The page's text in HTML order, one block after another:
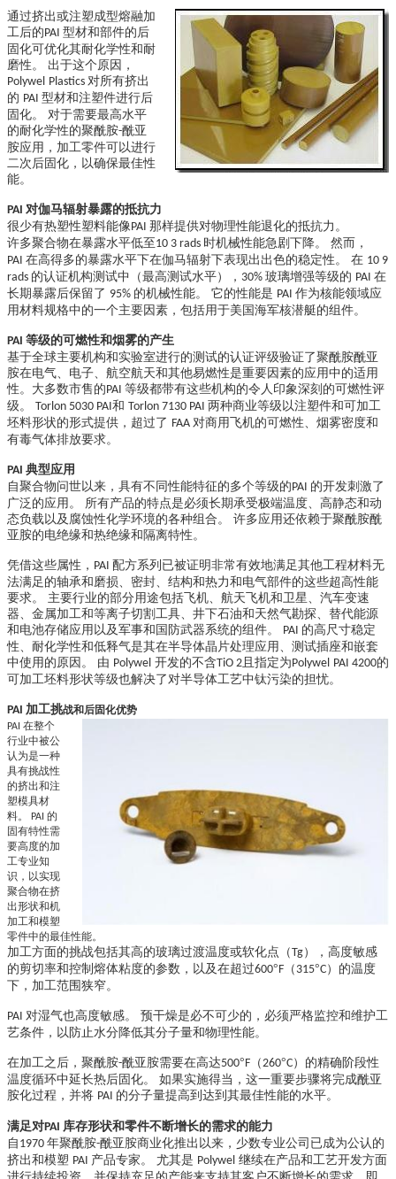
通过挤出或注塑成型熔融加
工后的PAI 型材和部件的后
固化可优化其耐化学性和耐
磨性。 出于这个原因，
Polywel Plastics 对所有挤出
的 PAI 型材和注塑件进行后
固化。 对于需要最高水平
的耐化学性的聚酰胺-酰亚
胺应用，加工零件可以进行
二次后固化，以确保最佳性
能。
PAI 对伽马辐射暴露的抵抗力
很少有热塑性塑料能像PAI 那样提供对物理性能退化的抵抗力。
许多聚合物在暴露水平低至 10 3 rads 时机械性能急剧下降。 然而，
PAI 在高得多的暴露水平下在伽马辐射下表现出出色的稳定性。 在 10 9
rads 的认证机构测试中（最高测试水平）， 30% 玻璃增强等级的 PAI 在
长期暴露后保留了 95% 的机械性能。 它的性能是 PAI 作为核能领域应
用材料规格中的一个主要因素，包括用于美国海军核潜艇的组件。
PAI 等级的可燃性和烟雾的产生
基于全球主要机构和实验室进行的测试的认证评级验证了聚酰胺酰亚
胺在电气、电子、航空航天和其他易燃性是重要因素的应用中的适用
性。大多数市售的PAI 等级都带有这些机构的令人印象深刻的可燃性评
级。 Torlon 5030 PAI和 Torlon 7130 PAI 两种商业等级以注塑件和可加工
坯料形状的形式提供，超过了 FAA 对商用飞机的可燃性、烟雾密度和
有毒气体排放要求。
PAI 典型应用
自聚合物问世以来，具有不同性能特征的多个等级的PAI 的开发刺激了
广泛的应用。 所有产品的特点是必须长期承受极端温度、高静态和动
态负载以及腐蚀性化学环境的各种组合。 许多应用还依赖于聚酰胺酰
亚胺的电绝缘和热绝缘和隔离特性。
凭借这些属性， PAI 配方系列已被证明非常有效地满足其他工程材料无
法满足的轴承和磨损、密封、结构和热力和电气部件的这些超高性能
要求。 主要行业的部分用途包括飞机、航天飞机和卫星、汽车变速
器、金属加工和等离子切割工具、井下石油和天然气勘探、替代能源
和电池存储应用以及军事和国防武器系统的组件。 PAI 的高尺寸稳定
性、耐化学性和低释气是其在半导体晶片处理应用、测试插座和嵌套
中使用的原因。 由 Polywel 开发的不含TiO 2 且指定为Polywel PAI 4200的
可加工坯料形状等级也解决了对半导体工艺中钛污染的担忧。
PAI 加工挑战和后固化优势
PAI 在整个
行业中被公
认为是一种
具有挑战性
的挤出和注
塑模具材
料。
PAI 的
固有特性需
要高度的加
工专业知
识，以实现
聚合物在挤
出形状和机
加工和模塑
零件中的最佳性能。
加工方面的挑战包括其高的玻璃过渡温度或软化点（Tg），高度敏感
的剪切率和控制熔体粘度的参数，以及在超过600°F （ 315°C）的温度
下，加工范围狭窄。
PAI 对湿气也高度敏感。 预干燥是必不可少的，必须严格监控和维护工
艺条件，以防止水分降低其分子量和物理性能。
在加工之后，聚酰胺-酰亚胺需要在高达500°F （260°C）的精确阶段性
温度循环中延长热后固化。 如果实施得当，这一重要步骤将完成酰亚
胺化过程，并将 PAI 的分子量提高到达到其最佳性能的水平。
满足对PAI 库存形状和零件不断增长的需求的能力
自 1970 年聚酰胺-酰亚胺商业化推出以来，少数专业公司已成为公认的
挤出和模塑 PAI 产品专家。 尤其是 Polywel 继续在产品和工艺开发方面